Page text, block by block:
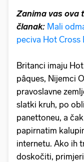
Zanima vas ova
članak: Mali
peciva Hot Cross
Britanci imaju
pâques, Nijemci
pravoslavne
slatki kruh, po
panettoneu, a
papirnatim
internetu. Ako ih
doskočiti,